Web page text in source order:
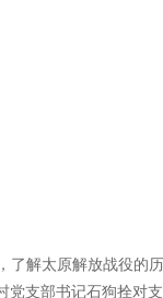
了解太原解放战役的
党支部书记石狗拴对